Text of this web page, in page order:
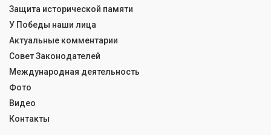
Защита исторической памяти
У Победы наши лица
Актуальные комментарии
Совет Законодателей
Международная деятельность
Фото
Видео
Контакты